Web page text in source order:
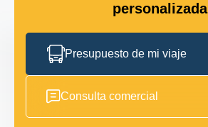
personalizada
Presupuesto de mi viaje
Consulta comercial